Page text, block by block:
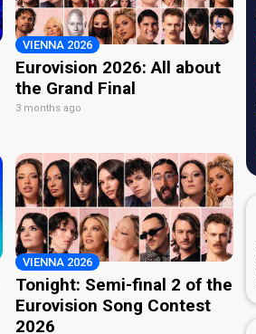
VIENNA 2026
Eurovision 2026: All about
the Grand Final
3 months ago
VIENNA 2026
Tonight: Semi-final 2 of the
Eurovision Song Contest
2026